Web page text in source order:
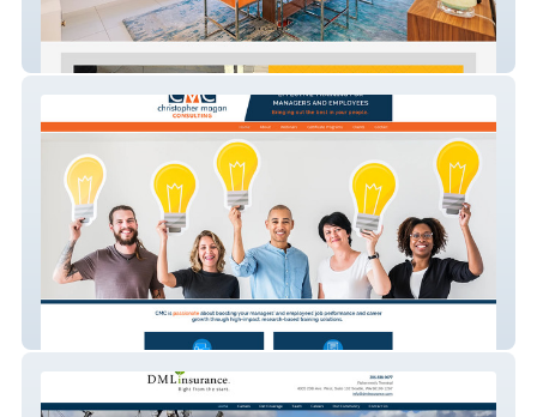
Tony Alexander Designs
Christopher Magan